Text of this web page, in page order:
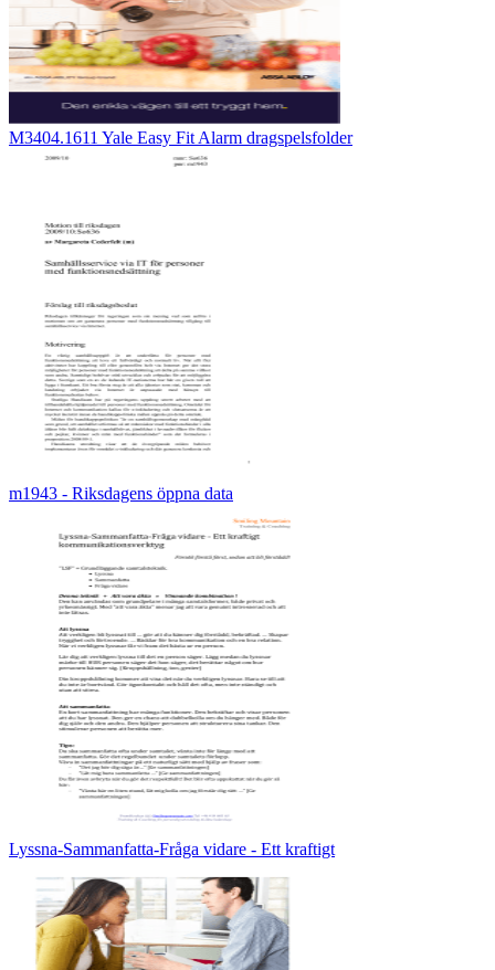
M3404.1611 Yale Easy Fit Alarm dragspelsfolder
m1943 - Riksdagens öppna data
Lyssna-Sammanfatta-Fråga vidare - Ett kraftigt